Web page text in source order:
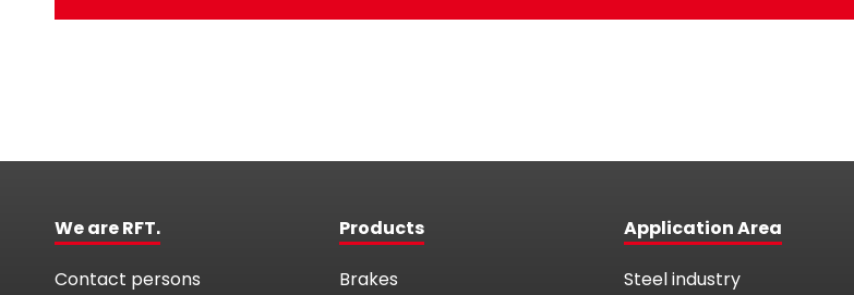
We are RFT.
Contact persons
Products
Brakes
Application Area
Steel industry